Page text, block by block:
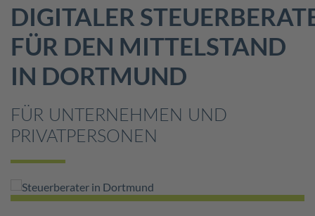
DIGITALER
FÜR DEN MITTELSTAND
IN DORTMUND
FÜR UNTERNEHMEN UND
PRIVATPERSONEN